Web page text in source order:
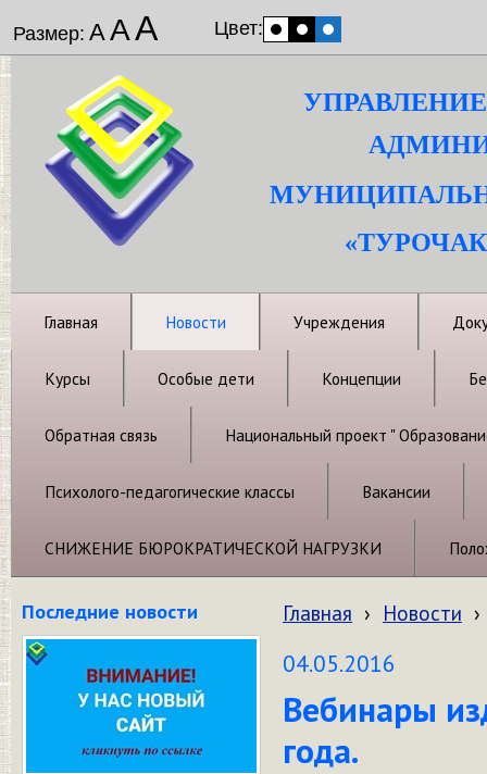
Размер: ААА Цвет:
Главная Новости Учреждения
Курсы Особые дети Концепции
Обратная связь Национальный проект "
Психолого-педагогические классы Вакансии
СНИЖЕНИЕ БЮРОКРАТИЧЕСКОЙ НАГРУЗКИ
Последние новости Главная › Новости ›
04.05.2016
Вебинары
года.